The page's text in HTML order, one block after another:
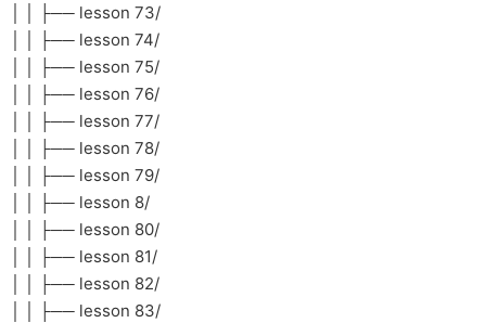
│ │ ├── lesson 73/
│ │ ├── lesson 74/
│ │ ├── lesson 75/
│ │ ├── lesson 76/
│ │ ├── lesson 77/
│ │ ├── lesson 78/
│ │ ├── lesson 79/
│ │ ├── lesson 8/
│ │ ├── lesson 80/
│ │ ├── lesson 81/
│ │ ├── lesson 82/
│ │ ├── lesson 83/